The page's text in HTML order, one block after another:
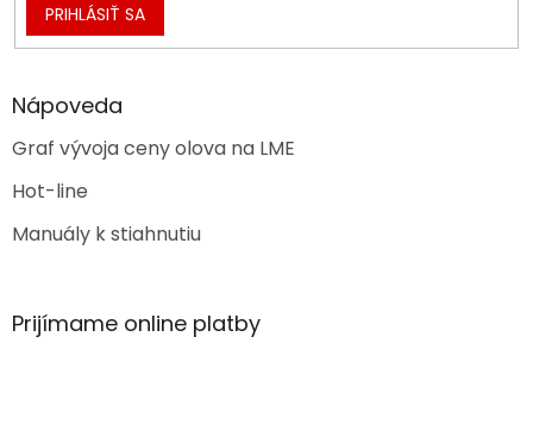
PRIHLÁSIŤ SA
Nápoveda
Graf vývoja ceny olova na LME
Hot-line
Manuály k stiahnutiu
Prijímame online platby